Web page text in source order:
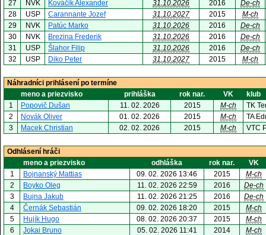
27
NVK Kováčik Alexander 31.10.2026 2016
De-ch
28
USP Carannante Jozef 31.10.2027 2015
M-ch
29
NVK Patúc Marko 31.10.2026 2016
De-ch
30
NVK Brezina Frederik 31.10.2026 2016
De-ch
31
USP Šlahor Filip 31.10.2026 2016
De-ch
32
USP Diko Peter 31.10.2027 2015 M-ch
Náhradníci prihlásení po termíne
meno a priezvisko
prihláška rok nar. VK
klub
1
Popovič Dušan 11. 02. 2026 2015 M-ch
TK
2
Novák Oliver 01. 02. 2026 2015 M-ch
TA
3
Macek Christian 02. 02. 2026 2015 M-ch VTC
Odhlásení hráči
meno a priezvisko
odhláška rok nar.
VK
1
Bojnanský Mattias 09. 02. 2026 13:46 2015
M-ch
2
Boyko Oleg 11. 02. 2026 22:59 2016
De-ch
3
Bujna Jakub 11. 02. 2026 21:25 2016
De-ch
4
Černák Sebastián 09. 02. 2026 18:20 2015
M-ch
5
Hujík Hugo 08. 02. 2026 20:37 2015
M-ch
6
Jokai Bruno 05. 02. 2026 11:41 2014
M-ch